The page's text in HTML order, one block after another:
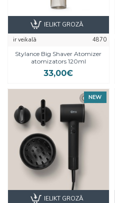
ir veikalā
4870
Stylance Big Shaver Atomizer
atomizators 120ml
33,00€
IELIKT GROZĀ
NEW
IELIKT GROZĀ